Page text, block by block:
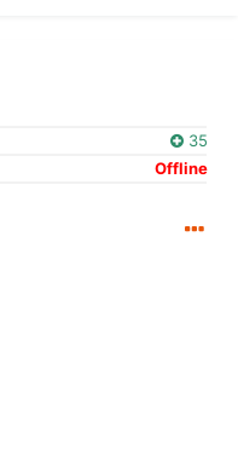
35
Offline